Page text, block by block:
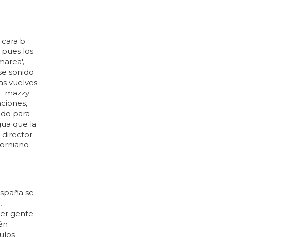
b
pues los
sonido
vuelves
mazzy
para
que la
director
se
gente